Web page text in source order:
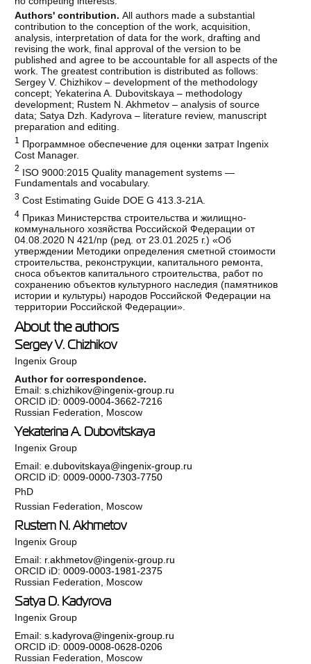
Authors' contribution.All authors made a substantial
contribution to the conception of the work, acquisition,
analysis, interpretation of data for the work, drafting and
revising the work, final approval of the version to be
published and agree to be accountable for all aspects of the
work. The greatest contribution is distributed as follows:
Sergey V. Chizhikov – development of the methodology
concept; Yekaterina A. Dubovitskaya – methodology
development; Rustem N. Akhmetov – analysis of source
data; Satya Dzh. Kadyrova – literature review, manuscript
preparation and editing.
1
Программное обеспечение для оценки затрат Ingenix
Cost Manager.
2 ISO 9000:2015 Quality management systems —
Fundamentals and vocabulary.
3 Cost Estimating Guide DOE G 413.3-21A.
4 Приказ Министерства строительства и жилищно-
коммунального хозяйства Российской Федерации от
04.08.2020 N 421/пр (ред. от 23.01.2025 г.) «Об
утверждении Методики определения сметной стоимости
строительства, реконструкции, капитального ремонта,
сноса объектов капитального строительства, работ по
сохранению объектов культурного наследия (памятников
истории и культуры) народов Российской Федерации на
территории Российской Федерации».
About the authors
Sergey V. Chizhikov
Ingenix Group
Author for correspondence.
Email:s.chizhikov@ingenix-group.ru
ORCID iD:0009-0004-3662-7216
Russian Federation, Moscow
Yekaterina A. Dubovitskaya
Ingenix Group
Email:e.dubovitskaya@ingenix-group.ru
ORCID iD:0009-0000-7303-7750
PhD
Russian Federation, Moscow
Rustem N. Akhmetov
Ingenix Group
Email: r.akhmetov@ingenix-group.ru
ORCID iD:0009-0003-1981-2375
Russian Federation, Moscow
Satya D. Kadyrova
Ingenix Group
Email:s.kadyrova@ingenix-group.ru
ORCID iD:0009-0008-0628-0206
Russian Federation, Moscow